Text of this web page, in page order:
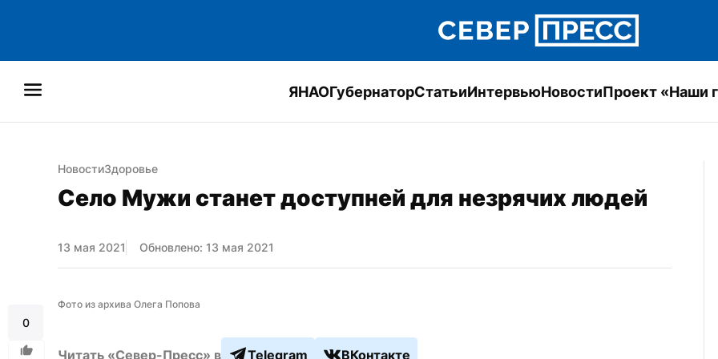
ЯНАОГубернаторСтатьиИнтервьюНовостиПроект «Наши
0
НовостиЗдоровье
Село Мужи станет доступней для незрячих людей
13 мая 2021 Обновлено: 13 мая 2021
Фото из архива Олега Попова
Читать «Север-Пресс» в Telegram ВКонтакте